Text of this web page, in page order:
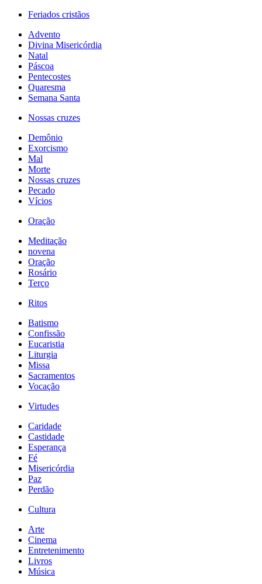
Feriados cristãos
Advento
Divina Misericórdia
Natal
Páscoa
Pentecostes
Quaresma
Semana Santa
Nossas cruzes
Demônio
Exorcismo
Mal
Morte
Nossas cruzes
Pecado
Vícios
Oração
Meditação
novena
Oração
Rosário
Terço
Ritos
Batismo
Confissão
Eucaristia
Liturgia
Missa
Sacramentos
Vocação
Virtudes
Caridade
Castidade
Esperança
Fé
Misericórdia
Paz
Perdão
Cultura
Arte
Cinema
Entretenimento
Livros
Música